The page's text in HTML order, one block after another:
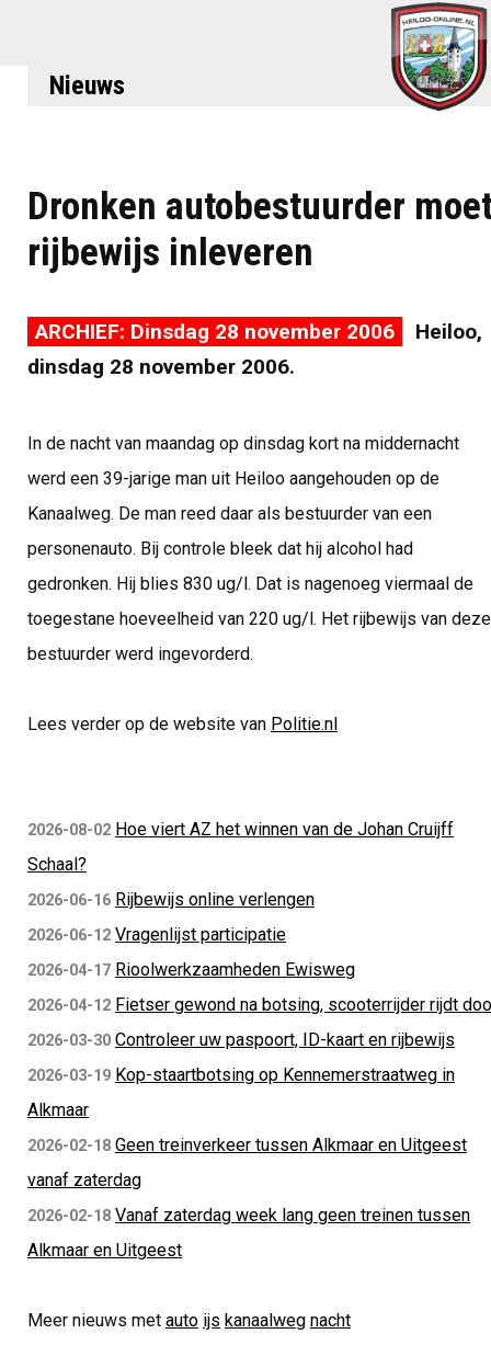
Nieuws
Dronken autobestuurder
rijbewijs inleveren
ARCHIEF: Dinsdag 28 november 2006
Heiloo,
dinsdag 28 november 2006.
In de nacht van maandag op dinsdag kort na middernacht
werd een 39-jarige man uit Heiloo aangehouden op de
Kanaalweg. De man reed daar als bestuurder van een
personenauto. Bij controle bleek dat hij alcohol had
gedronken. Hij blies 830 ug/l. Dat is nagenoeg viermaal de
toegestane hoeveelheid van 220 ug/l. Het rijbewijs van deze
bestuurder werd ingevorderd.
Lees verder op de website van Politie.nl
2026-08-02 Hoe viert AZ het winnen van de Johan Cruijff
Schaal?
2026-06-16 Rijbewijs online verlengen
2026-06-12 Vragenlijst participatie
2026-04-17 Rioolwerkzaamheden Ewisweg
2026-04-12 Fietser gewond na botsing, scooterrijder rijdt
2026-03-30 Controleer uw paspoort, ID-kaart en rijbewijs
2026-03-19 Kop-staartbotsing op Kennemerstraatweg in
Alkmaar
2026-02-18 Geen treinverkeer tussen Alkmaar en Uitgeest
vanaf zaterdag
2026-02-18 Vanaf zaterdag week lang geen treinen tussen
Alkmaar en Uitgeest
Meer nieuws met auto ijs kanaalweg nacht